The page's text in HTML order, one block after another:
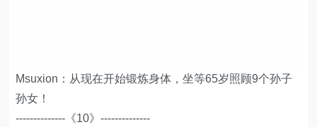
Msuxion：从现在开始锻炼身体，坐等65岁照顾9个孙子
孙女！
--------------《10》--------------